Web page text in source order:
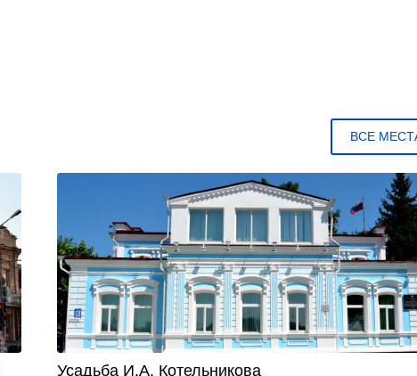
ВСЕ
Усадьба И.А. Котельникова